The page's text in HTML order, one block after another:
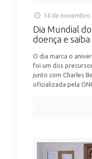
14 de novembro
Dia Mundial
doença e
O dia marca o
foi um dos
junto com Charles
oficializada pela